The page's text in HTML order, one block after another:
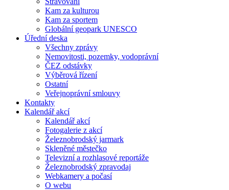
Kam za kulturou
Kam za sportem
Globální geopark UNESCO
Úřední deska
Všechny zprávy
Nemovitosti, pozemky, vodoprávní
ČEZ odstávky
Výběrová řízení
Ostatní
Veřejnoprávní smlouvy
Kontakty
Kalendář akcí
Kalendář akcí
Fotogalerie z akcí
Železnobrodský jarmark
Skleněné městečko
Televizní a rozhlasové reportáže
Železnobrodský zpravodaj
Webkamery a počasí
O webu